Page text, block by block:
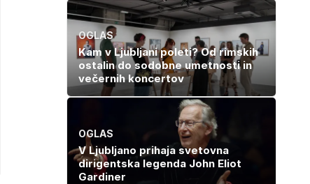
OGLAS
Kam v Ljubljani poleti? Od rimskih
ostalin do sodobne umetnosti in
večernih koncertov
OGLAS
V Ljubljano prihaja svetovna
dirigentska legenda John Eliot
Gardiner